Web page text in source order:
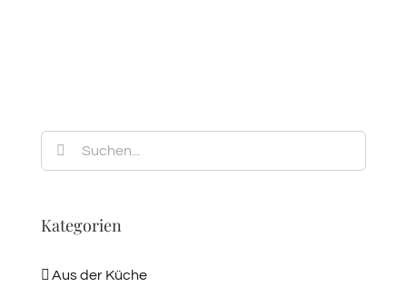
Suche
nach:
Kategorien
Aus der Küche